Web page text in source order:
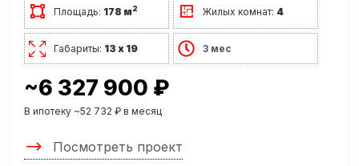
Площадь: 178 м2 Жилых комнат: 4
Габариты: 13 х 19 3 мес
~6 327 900 ₽
В ипотеку ~52 732 ₽ в месяц
Посмотреть проект